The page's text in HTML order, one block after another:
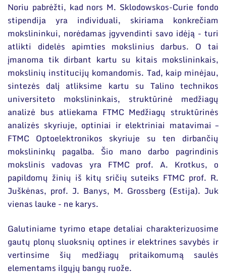
Noriu pabrėžti, kad nors M. Sklodowskos-Curie fondo
stipendija yra individuali, skiriama konkrečiam
mokslininkui, norėdamas įgyvendinti savo idėją - turi
atlikti didelės apimties mokslinius darbus. O tai
įmanoma tik dirbant kartu su kitais mokslininkais,
mokslinių institucijų komandomis. Tad, kaip minėjau,
sintezės dalį atliksime kartu su Talino technikos
universiteto mokslininkais, struktūrinė medžiagų
analizė bus atliekama FTMC Medžiagų struktūrinės
analizės skyriuje, optiniai ir elektriniai matavimai –
FTMC Optoelektronikos skyriuje su ten dirbančių
mokslininkų pagalba. Šio mano darbo pagrindinis
mokslinis vadovas yra FTMC prof. A. Krotkus, o
papildomų žinių iš kitų sričių suteiks FTMC prof. R.
Juškėnas, prof. J. Banys, M. Grossberg (Estija). Juk
vienas lauke - ne karys.
Galutiniame tyrimo etape detaliai charakterizuosime
gautų plonų sluoksnių optines ir elektrines savybės ir
vertinsime šių medžiagų pritaikomumą saulės
elementams ilgųjų bangų ruože.